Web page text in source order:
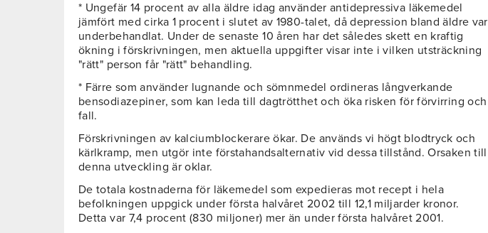
* Ungefär 14 procent av alla äldre idag använder antidepressiva läkemedel
jämfört med cirka 1 procent i slutet av 1980-talet, då depression bland äldre var
underbehandlat. Under de senaste 10 åren har det således skett en kraftig
ökning i förskrivningen, men aktuella uppgifter visar inte i vilken utsträckning
"rätt" person får "rätt" behandling.
* Färre som använder lugnande och sömnmedel ordineras långverkande
bensodiazepiner, som kan leda till dagtrötthet och öka risken för förvirring och
fall.
Förskrivningen av kalciumblockerare ökar. De används vi högt blodtryck och
kärlkramp, men utgör inte förstahandsalternativ vid dessa tillstånd. Orsaken till
denna utveckling är oklar.
De totala kostnaderna för läkemedel som expedieras mot recept i hela
befolkningen uppgick under första halvåret 2002 till 12,1 miljarder kronor.
Detta var 7,4 procent (830 miljoner) mer än under första halvåret 2001.